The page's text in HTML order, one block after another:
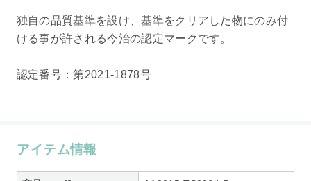
独自の品質基準を設け、基準をクリアした物にのみ付
ける事が許される今治の認定マークです。
認定番号：第2021-1878号
アイテム情報